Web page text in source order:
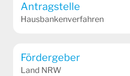
Antragstelle
Hausbankenverfahren
Fördergeber
Land NRW